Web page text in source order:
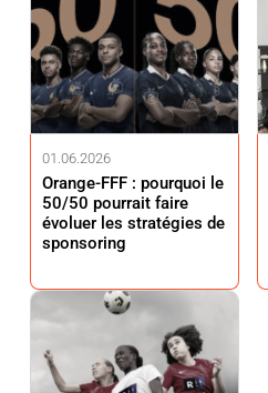
01.06.2026
Orange-FFF : pourquoi le
50/50 pourrait faire
évoluer les stratégies de
sponsoring